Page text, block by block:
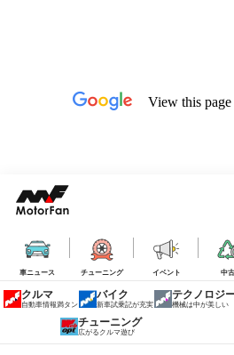
車ニュース チューニング イベント 中
クルマ
自動車情報満タン
バイク
新車試乗記が充実
テクノロジ
機械は中が美しい
チューニング
広がるクルマ遊び